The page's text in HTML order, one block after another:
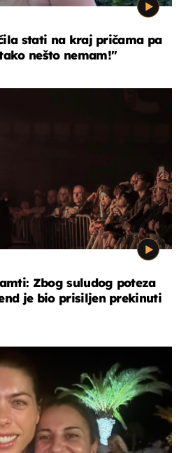
stati na kraj pričama pa
nešto nemam!"
Zbog suludog poteza
je bio prisiljen prekinuti